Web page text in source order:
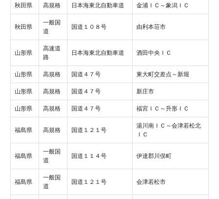
秋田県 高規格 日本海東北自動車道 金浦ＩＣ～象潟ＩＣ
秋田県
一般国
道
国道１０８号 由利本荘市
山形県
高速道
路
日本海東北自動車道 酒田中央ＩＣ
山形県 高規格 国道４７号 東大町交差点～新堀
山形県 高規格 国道４７号 新庄市
山形県 高規格 国道４７号 福宮ＩＣ～升形ＩＣ
福島県 高規格 国道１２１号
湯川南ＩＣ～会津若松北
ＩＣ
福島県
一般国
道
国道１１４号 伊達郡川俣町
福島県
一般国
道
国道１２１号 会津若松市